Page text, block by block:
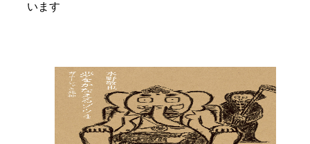
います